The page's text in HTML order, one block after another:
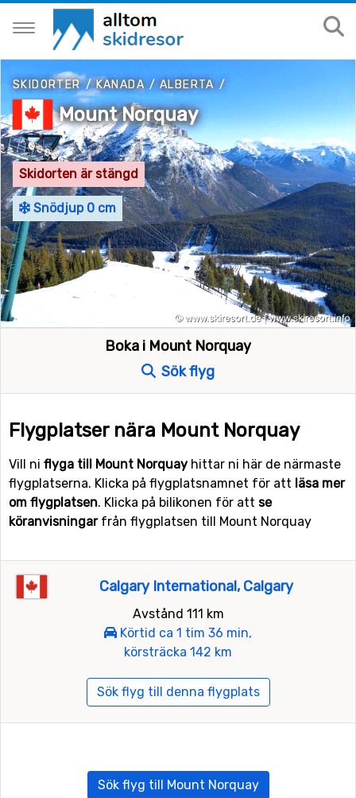
SKIDORTER/KANADA/ALBERTA/
Mount Norquay
Skidorten är stängd
Snödjup 0 cm
Boka i Mount Norquay
Sök flyg
Flygplatser nära Mount Norquay
Vill ni flyga till Mount Norquay hittar ni här de närmaste
flygplatserna. Klicka på flygplatsnamnet för att läsa mer
om flygplatsen. Klicka på bilikonen för att se
köranvisningarfrån flygplatsen till Mount Norquay
Calgary International, Calgary
Avstånd 111 km
Körtid ca 1 tim 36 min,
körsträcka 142 km
Sök flyg till denna flygplats
Sök flyg till Mount Norquay